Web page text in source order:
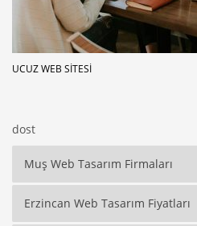
UCUZ WEB SITESI
dost
Muş Web Tasarım Firmaları
Erzincan Web Tasarım Fiyatları